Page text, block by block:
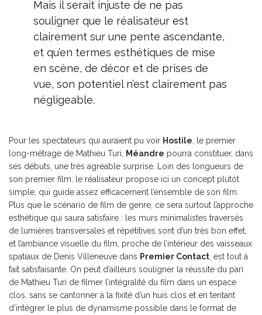
Mais il serait injuste de ne pas
souligner que le réalisateur est
clairement sur une pente ascendante,
et qu’en termes esthétiques de mise
en scène, de décor et de prises de
vue, son potentiel n’est clairement pas
négligeable.
Pour les spectateurs qui auraient pu voir Hostile , le premier
long-métrage de Mathieu Turi,
Méandre pourra constituer, dans
ses débuts, une très agréable surprise. Loin des longueurs de
son premier film, le réalisateur propose ici un concept plutôt
simple, qui guide assez efficacement l’ensemble de son film.
Plus que le scénario de film de genre, ce sera surtout l’approche
esthétique qui saura satisfaire : les murs minimalistes traversés
de lumières transversales et répétitives sont d’un très bon effet,
et l’ambiance visuelle du film, proche de l’intérieur des vaisseaux
spatiaux de Denis Villeneuve dans Premier Contact , est tout à
fait satisfaisante. On peut d’ailleurs souligner la réussite du pari
de Mathieu Turi de filmer l’intégralité du film dans un espace
clos, sans se cantonner à la fixité d’un huis clos et en tentant
d’intégrer le plus de dynamisme possible dans le format de